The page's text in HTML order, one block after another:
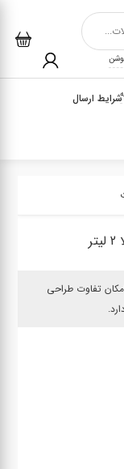
شرایط ارسال
تفاوت طراحی